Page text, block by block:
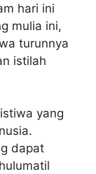
hari ini
mulia ini,
turunnya
istilah
yang
dapat